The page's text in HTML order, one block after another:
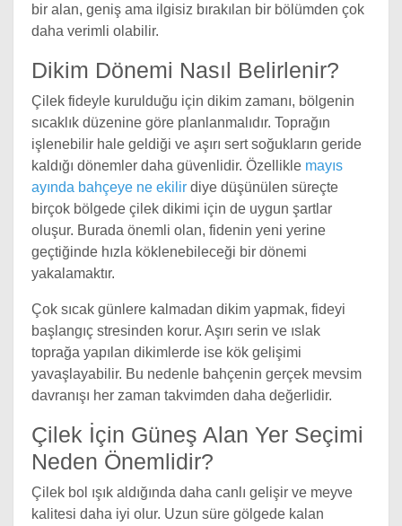
bir alan, geniş ama ilgisiz bırakılan bir bölümden çok
daha verimli olabilir.
Dikim Dönemi Nasıl Belirlenir?
Çilek fideyle kurulduğu için dikim zamanı, bölgenin
sıcaklık düzenine göre planlanmalıdır. Toprağın
işlenebilir hale geldiği ve aşırı sert soğukların geride
kaldığı dönemler daha güvenlidir. Özellikle mayıs
ayında bahçeye ne ekilir diye düşünülen süreçte
birçok bölgede çilek dikimi için de uygun şartlar
oluşur. Burada önemli olan, fidenin yeni yerine
geçtiğinde hızla köklenebileceği bir dönemi
yakalamaktır.
Çok sıcak günlere kalmadan dikim yapmak, fideyi
başlangıç stresinden korur. Aşırı serin ve ıslak
toprağa yapılan dikimlerde ise kök gelişimi
yavaşlayabilir. Bu nedenle bahçenin gerçek mevsim
davranışı her zaman takvimden daha değerlidir.
Çilek İçin Güneş Alan Yer Seçimi
Neden Önemlidir?
Çilek bol ışık aldığında daha canlı gelişir ve meyve
kalitesi daha iyi olur. Uzun süre gölgede kalan